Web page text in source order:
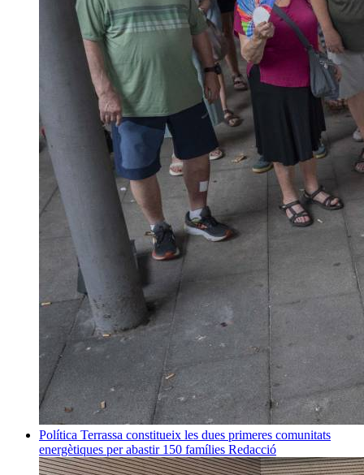
Política Terrassa constitueix les dues primeres comunitats
energètiques per abastir 150 famílies Redacció